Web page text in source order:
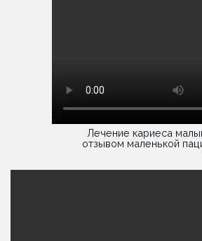
Лечение кариеса
отзывом маленькой